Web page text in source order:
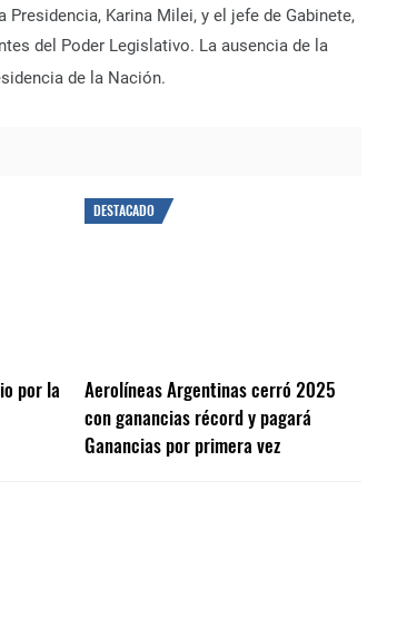
Karina Milei, y el jefe de Gabinete,
del Poder Legislativo. La ausencia de la
de la Nación.
por la
DESTACADO
Aerolíneas Argentinas cerró 2025
con ganancias récord y pagará
Ganancias por primera vez